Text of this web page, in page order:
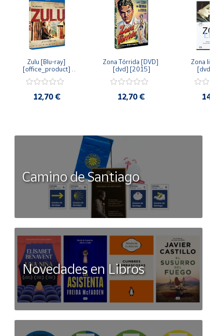
Zulu [Blu-ray]
[office_product]
12,70 €
Zona Tórrida [DVD]
[dvd] [2015]
12,70 €
Zona
[dvd]
Camino de Santiago
Novedades en Libros